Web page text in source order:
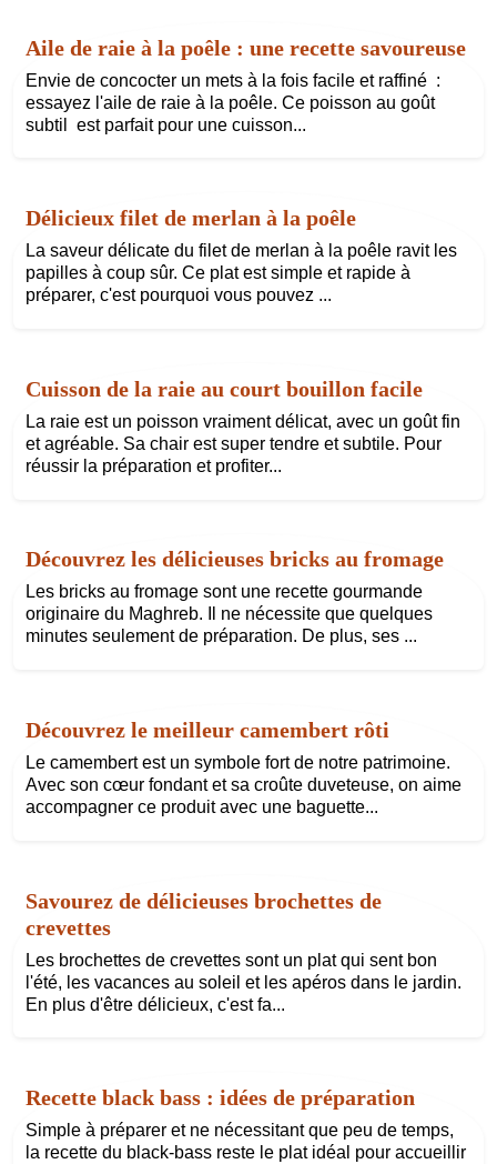
Aile de raie à la poêle : une recette savoureuse
Envie de concocter un mets à la fois facile et raffiné :
essayez l'aile de raie à la poêle. Ce poisson au goût
subtil est parfait pour une cuisson...
Délicieux filet de merlan à la poêle
La saveur délicate du filet de merlan à la poêle ravit les
papilles à coup sûr. Ce plat est simple et rapide à
préparer, c'est pourquoi vous pouvez ...
Cuisson de la raie au court bouillon facile
La raie est un poisson vraiment délicat, avec un goût fin
et agréable. Sa chair est super tendre et subtile. Pour
réussir la préparation et profiter...
Découvrez les délicieuses bricks au fromage
Les bricks au fromage sont une recette gourmande
originaire du Maghreb. Il ne nécessite que quelques
minutes seulement de préparation. De plus, ses ...
Découvrez le meilleur camembert rôti
Le camembert est un symbole fort de notre patrimoine.
Avec son cœur fondant et sa croûte duveteuse, on aime
accompagner ce produit avec une baguette...
Savourez de délicieuses brochettes de
crevettes
Les brochettes de crevettes sont un plat qui sent bon
l'été, les vacances au soleil et les apéros dans le jardin.
En plus d'être délicieux, c'est fa...
Recette black bass : idées de préparation
Simple à préparer et ne nécessitant que peu de temps,
la recette du black-bass reste le plat idéal pour accueillir